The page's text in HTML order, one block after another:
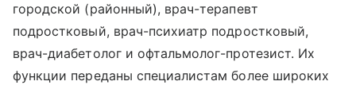
городской (районный), врач-терапевт
подростковый, врач-психиатр подростковый,
врач-диабетолог и офтальмолог-протезист. Их
функции переданы специалистам более широких